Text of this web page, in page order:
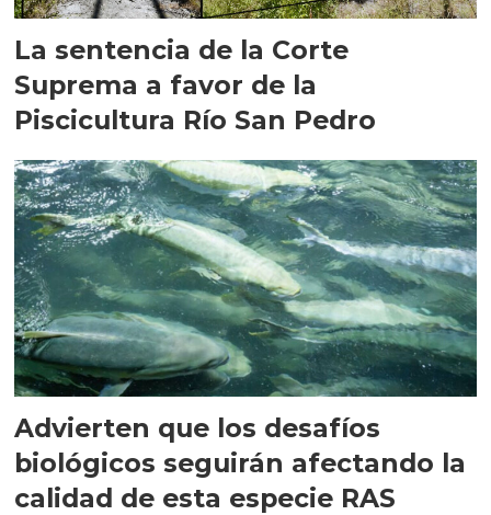
La sentencia de la Corte
Suprema a favor de la
Piscicultura Río San Pedro
Advierten que los desafíos
biológicos seguirán afectando la
calidad de esta especie RAS